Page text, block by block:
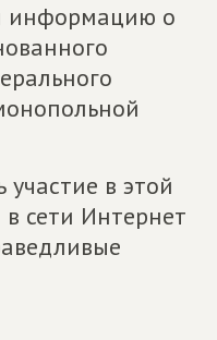
информацию о
в этой
сети Интернет